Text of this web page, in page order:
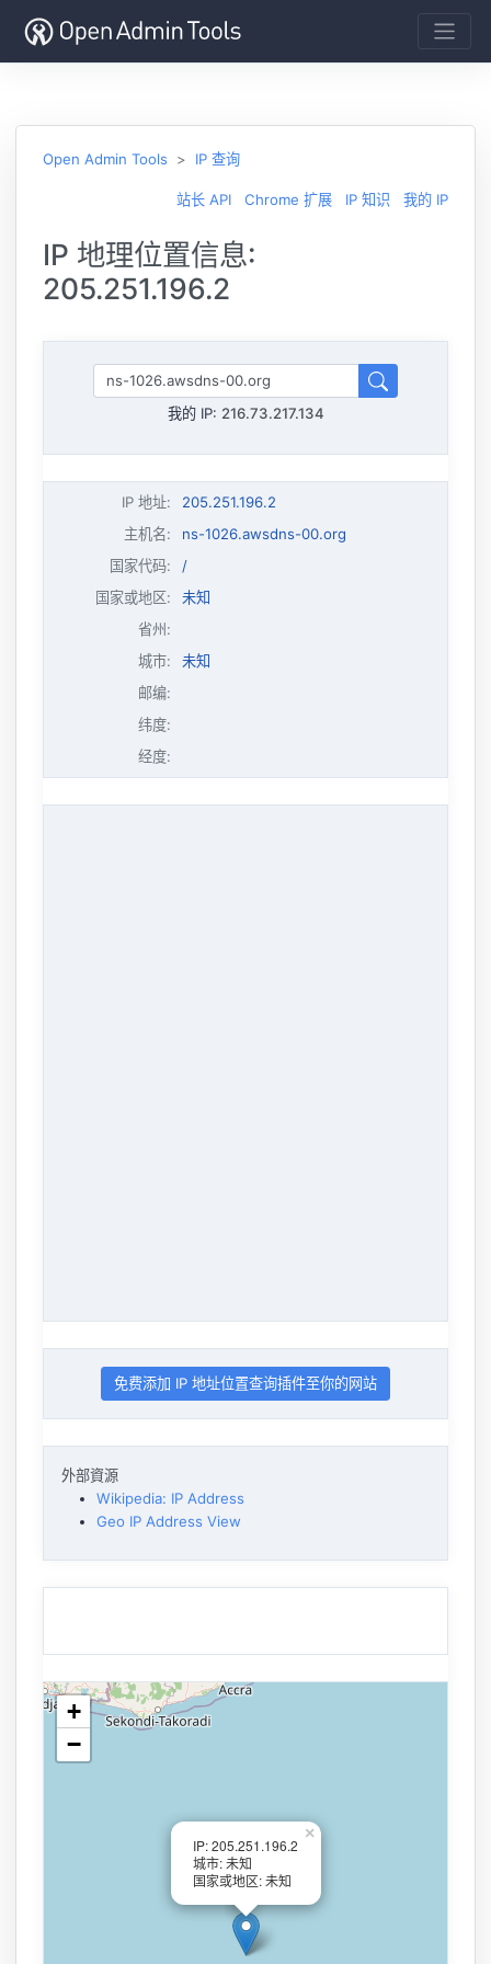
Open Admin Tools IP 查询
站长 API Chrome 扩展 IP 知识 我的 IP
IP 地理位置信息:
205.251.196.2
我的 IP: 216.73.217.134
IP 地址:
205.251.196.2
主机名:
ns-1026.awsdns-00.org
国家代码:
/
国家或地区:
未知
省州:
城市:
未知
邮编:
纬度:
经度:
免费添加 IP 地址位置查询插件至你的网站
外部資源
Wikipedia: IP Address
Geo IP Address View
IP: 205.251.196.2
城市: 未知
国家或地区: 未知
×
+
−